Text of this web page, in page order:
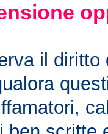
il diritto